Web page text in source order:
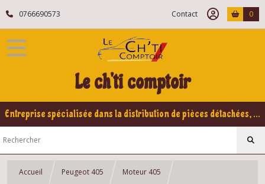
0766690573 Contact 0
Le ch'ti comptoir
Entreprise spécialisée dans la distribution de pièces détachées, refabrication pour voitures Yountimers Peugeot 205 GTI, 309 GTI - GTI16
Accueil Peugeot 405 Moteur 405